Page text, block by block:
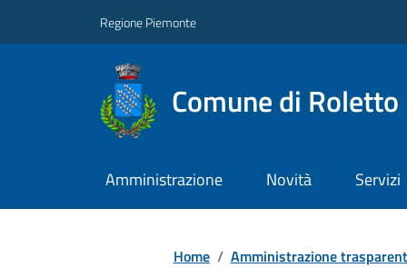
Regione Piemonte
Comune di Roletto
Amministrazione Novità Servizi
Home / Amministrazione